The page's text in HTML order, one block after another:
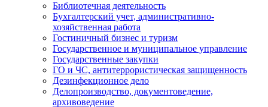
Библиотечная деятельность
Бухгалтерский учет, административно-
хозяйственная работа
Гостиничный бизнес и туризм
Государственное и муниципальное управление
Государственные закупки
ГО и ЧС, антитеррористическая защищенность
Дезинфекционное дело
Делопроизводство, документоведение,
архивоведение